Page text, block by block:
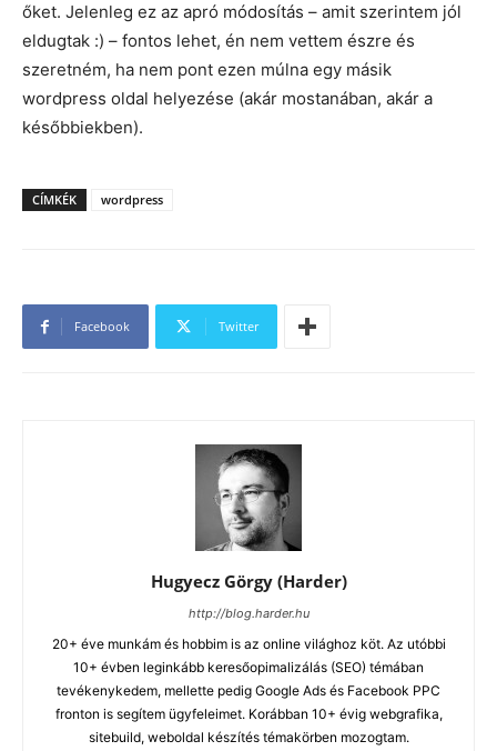
őket. Jelenleg ez az apró módosítás – amit szerintem jól
eldugtak :) – fontos lehet, én nem vettem észre és
szeretném, ha nem pont ezen múlna egy másik
wordpress oldal helyezése (akár mostanában, akár a
későbbiekben).
CÍMKÉK wordpress
Facebook Twitter
Hugyecz Görgy (Harder)
http://blog.harder.hu
20+ éve munkám és hobbim is az online világhoz köt. Az utóbbi
10+ évben leginkább keresőopimalizálás (SEO) témában
tevékenykedem, mellette pedig Google Ads és Facebook PPC
fronton is segítem ügyfeleimet. Korábban 10+ évig webgrafika,
sitebuild, weboldal készítés témakörben mozogtam.